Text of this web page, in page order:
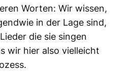
Worten: Wir wissen,
in der Lage sind,
die sie singen
wir hier also vielleicht